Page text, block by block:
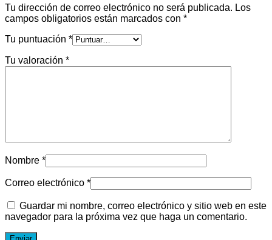
Tu dirección de correo electrónico no será publicada. Los
campos obligatorios están marcados con *
Tu puntuación *
Tu valoración *
Nombre *
Correo electrónico *
Guardar mi nombre, correo electrónico y sitio web en este
navegador para la próxima vez que haga un comentario.